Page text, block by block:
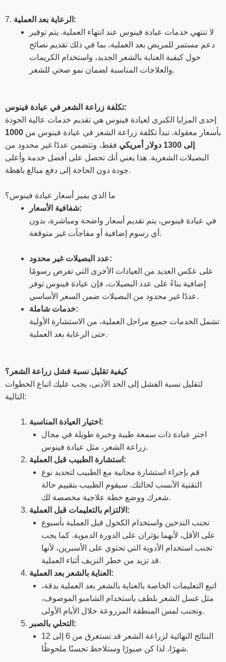
7.
الرعاية بعد العملية:
لا تنتهي خدمات عيادة فينوس عند انتهاء العملية. يتم توفير
دعم مستمر للمريض بعد العملية، بما في ذلك تقديم نصائح
حول كيفية العناية بالشعر الجديد، واستخدام الكريمات
والعلاجات المناسبة لضمان نمو صحي للشعر.
تكلفة زراعة الشعر في عيادة فينوس:
إحدى المزايا الكبرى لعيادة فينوس هي تقديم خدمات عالية الجودة
بأسعار معقولة. تبدأ تكلفة زراعة الشعر في عيادة فينوس من 1000
إلى 1300 دولار أمريكي
فقط، وتتضمن عددًا غير محدود من
البصيلات الشعرية. هذا يعني أنك تحصل على أفضل خدمة وأعلى
جودة دون الحاجة إلى دفع مبالغ باهظة.
ما الذي يميز أسعار عيادة فينوس؟
شفافية الأسعار:
في عيادة فينوس، يتم تقديم أسعار واضحة ومباشرة، بدون
أي رسوم إضافية أو مفاجآت غير متوقعة.
عدد البصيلات غير محدود:
على عكس العديد من العيادات الأخرى التي تفرض رسومًا
إضافية بناءً على عدد البصيلات، فإن عيادة فينوس توفر
عددًا غير محدود من البصيلات ضمن السعر الأساسي.
خدمات شاملة:
تشمل الخدمات جميع مراحل العملية، من الاستشارة الأولية
حتى الرعاية بعد العملية.
كيفية تقليل نسبة فشل زراعة الشعر؟
لتقليل نسبة الفشل إلى الحد الأدنى، يجب عليك اتباع الخطوات
التالية:
اختيار العيادة المناسبة:
اختر عيادة ذات سمعة طيبة وخبرة طويلة في مجال
زراعة الشعر، مثل عيادة فينوس.
استشارة الطبيب قبل العملية:
قم بإجراء استشارة مجانية مع الطبيب لتحديد نوع
التقنية الأنسب لحالتك. سيقوم الطبيب بتقييم حالة
شعرك ووضع خطة علاجية مخصصة لك.
الالتزام بالتعليمات قبل العملية:
تجنب التدخين واستخدام الكحول قبل العملية بأسبوع
على الأقل، لأنهما يؤثران على الدورة الدموية. كما يجب
تجنب استخدام الأدوية التي تحتوي على الأسبرين، لأنها
قد تزيد من خطر النزيف أثناء العملية.
العناية بالشعر بعد العملية:
اتبع التعليمات الخاصة بالعناية بالشعر بعد العملية بدقة،
مثل غسل الشعر بلطف باستخدام الشامبو الموصوف،
وتجنب لمس المنطقة المزروعة خلال الأيام الأولى.
التحلي بالصبر:
النتائج النهائية لزراعة الشعر قد تستغرق من 6 إلى 12
شهرًا، لذا كن صبورًا وستلاحظ تحسنًا ملحوظًا.